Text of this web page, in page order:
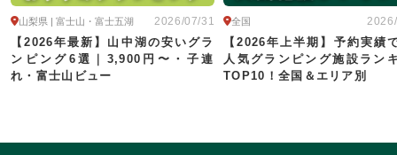
2026/07/31
山梨県 | 富士山・富士五湖
【2026年最新】山中湖の安いグラ
ンピング6選｜3,900円〜・子連
れ・富士山ビュー
全国
【2026年上半期】予約実績
人気グランピング施設ラン
TOP10！全国＆エリア別